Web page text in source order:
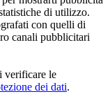
di utilizzo.
con quelli di
canali pubblicitari
verificare le
dei dati.